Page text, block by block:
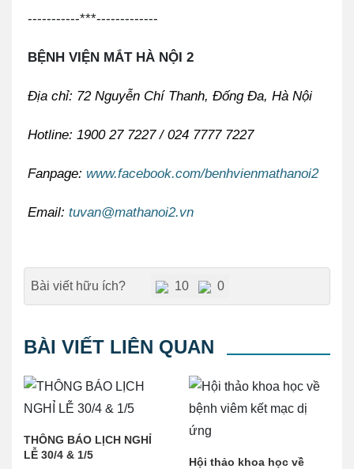
-----------***-------------
BỆNH VIỆN MẮT HÀ NỘI 2
Địa chỉ: 72 Nguyễn Chí Thanh, Đống Đa, Hà Nội
Hotline: 1900 27 7227 / 024 7777 7227
Fanpage: www.facebook.com/benhvienmathanoi2
Email: tuvan@mathanoi2.vn
Bài viết hữu ích? 10 0
BÀI VIẾT LIÊN QUAN
THÔNG BÁO LỊCH NGHỈ
LỄ 30/4 & 1/5
Hội thảo khoa học về